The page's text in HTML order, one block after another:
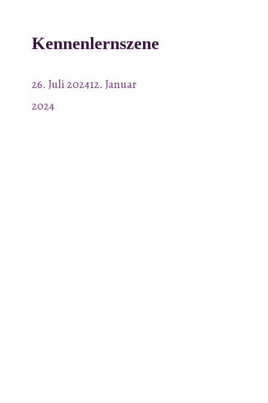
Kennenlernszene
26. Juli 202412. Januar
2024